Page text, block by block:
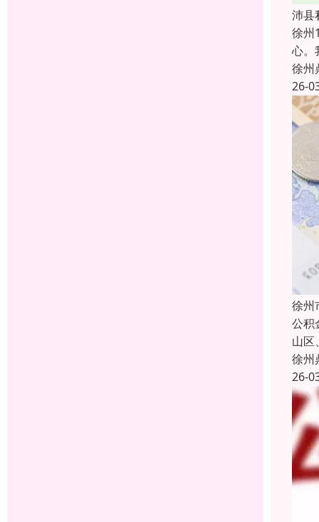
沛县
徐州
心。
徐州
26-
徐州
公积
山区
徐州
26-